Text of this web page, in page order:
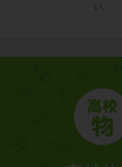
い。